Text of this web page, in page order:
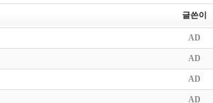
글쓴이
AD
AD
AD
AD